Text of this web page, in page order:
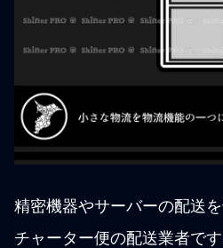
精密機器やサーバーの配送
チャーター便の配送業者で